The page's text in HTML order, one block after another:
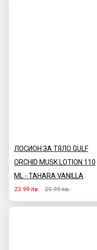
ЛОСИОН ЗА ТЯЛО GULF
ORCHID MUSK LOTION 110
ML - TAHARA VANILLA
23.99 лв. 29.99 лв.